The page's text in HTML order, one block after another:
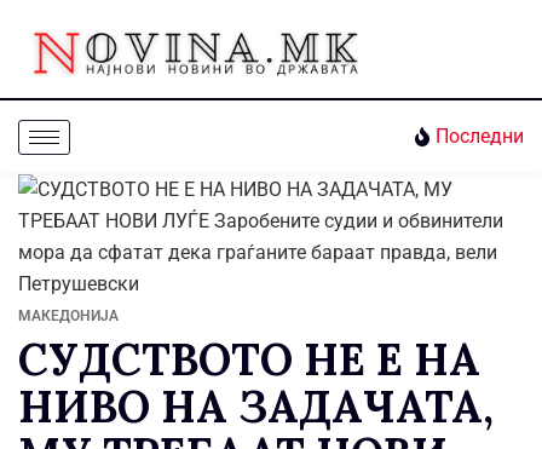
Последни
МАКЕДОНИЈА
СУДСТВОТО НЕ Е НА
НИВО НА ЗАДАЧАТА,